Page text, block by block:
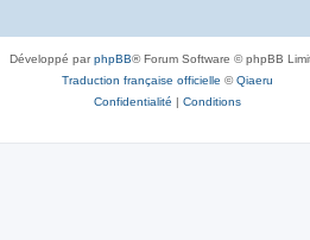
Développé parphpBB® Forum Software © phpBB
Traduction française officielle ©Qiaeru
Confidentialité | Conditions